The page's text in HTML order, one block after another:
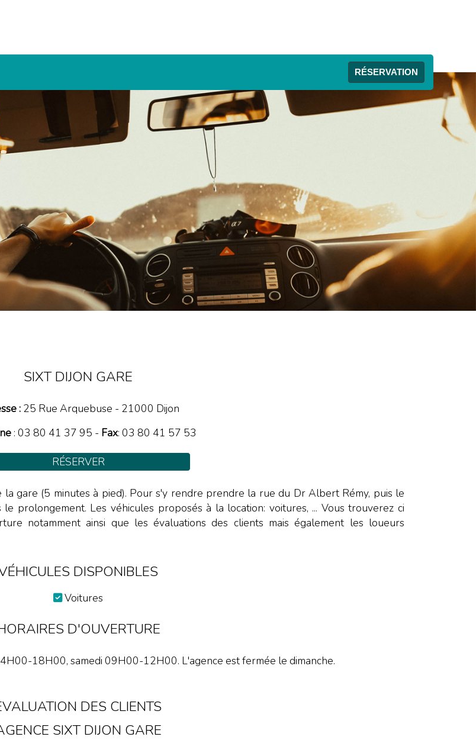
RÉSERVATION
SIXT DIJON GARE
: 25 Rue Arquebuse - 21000 Dijon
: 03 80 41 37 95 - Fax: 03 80 41 57 53
RÉSERVER
la gare (5 minutes à pied). Pour s'y rendre prendre la rue du Dr Albert Rémy, puis le
prolongement. Les véhicules proposés à la location: voitures, ... Vous trouverez ci
notamment ainsi que les évaluations des clients mais également les loueurs
DISPONIBLES
Voitures
D'OUVERTURE
18H00, samedi 09H00-12H00. L'agence est fermée le dimanche.
DES CLIENTS
SIXT DIJON GARE